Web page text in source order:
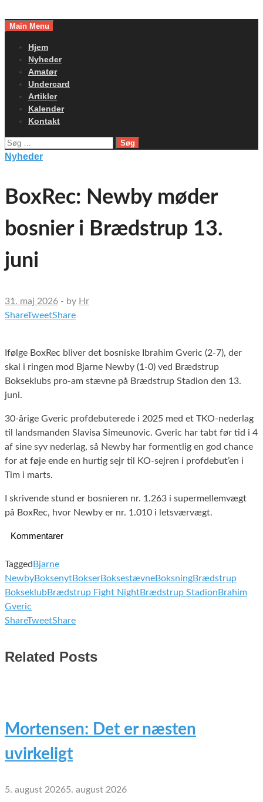
toMain Menu
Hjem
Nyheder
Amatør
Undercard
Artikler
Kalender
Kontakt
Søg
efter:
Nyheder
BoxRec: Newby møder
bosnier i Brædstrup 13.
juni
31. maj 2026 - by Hr
ShareTweetShare
Ifølge BoxRec bliver det bosniske Ibrahim Gveric (2-7), der
skal i ringen mod Bjarne Newby (1-0) ved Brædstrup
Bokseklubs pro-am stævne på Brædstrup Stadion den 13.
juni.
30-årige Gveric profdebuterede i 2025 med et TKO-nederlag
til landsmanden Slavisa Simeunovic. Gveric har tabt før tid i 4
af sine syv nederlag, så Newby har formentlig en god chance
for at føje ende en hurtig sejr til KO-sejren i profdebut’en i
Tim i marts.
I skrivende stund er bosnieren nr. 1.263 i supermellemvægt
på BoxRec, hvor Newby er nr. 1.010 i letsværvægt.
Kommentarer
Tagged Bjarne
NewbyBoksenytBokserBoksestævneBoksningBrædstrup
BokseklubBrædstrup Fight NightBrædstrup Stadion Brahim
Gveric
ShareTweetShare
Related Posts
Mortensen: Det er næsten
uvirkeligt
5. august 20265. august 2026